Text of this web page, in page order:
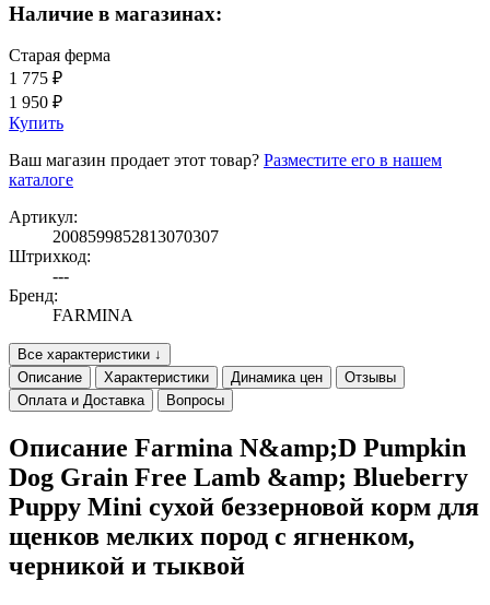
Наличие в магазинах:
Старая ферма
1 775 ₽
1 950 ₽
Купить
Ваш магазин продает этот товар? Разместите его в нашем
каталоге
Артикул:
2008599852813070307
Штрихкод:
---
Бренд:
FARMINA
Все характеристики ↓
Описание
Характеристики Динамика цен
Отзывы
Оплата и Доставка
Вопросы
Описание Farmina N&amp;D Pumpkin
Dog Grain Free Lamb &amp; Blueberry
Puppy Mini сухой беззерновой корм для
щенков мелких пород с ягненком,
черникой и тыквой